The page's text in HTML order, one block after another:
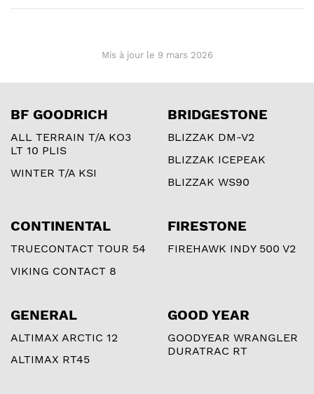
Mis à jour le 9 mars 2026
BF GOODRICH
ALL TERRAIN T/A KO3
LT 10 PLIS
WINTER T/A KSI
BRIDGESTONE
BLIZZAK DM-V2
BLIZZAK ICEPEAK
BLIZZAK WS90
CONTINENTAL
TRUECONTACT TOUR 54
VIKING CONTACT 8
FIRESTONE
FIREHAWK INDY 500 V2
GENERAL
ALTIMAX ARCTIC 12
ALTIMAX RT45
GOOD YEAR
GOODYEAR WRANGLER
DURATRAC RT